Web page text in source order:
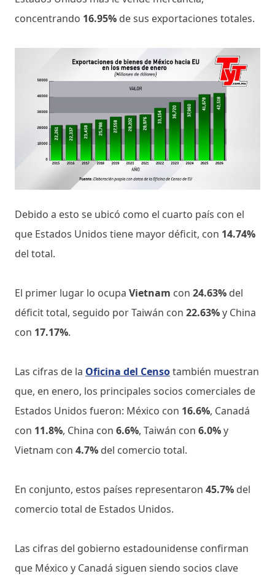
concentrando 16.95% de sus exportaciones totales.
Debido a esto se ubicó como el cuarto país con el
que Estados Unidos tiene mayor déficit, con 14.74%
del total.
El primer lugar lo ocupa Vietnam con 24.63% del
déficit total, seguido por Taiwán con 22.63%y China
con 17.17%.
Las cifras de la Oficina del Censotambién muestran
que, en enero, los principales socios comerciales de
Estados Unidos fueron: México con 16.6%, Canadá
con 11.8%, China con 6.6%, Taiwán con 6.0%y
Vietnam con 4.7% del comercio total.
En conjunto, estos países representaron 45.7% del
comercio total de Estados Unidos.
Las cifras del gobierno estadounidense confirman
que México y Canadá siguen siendo socios clave